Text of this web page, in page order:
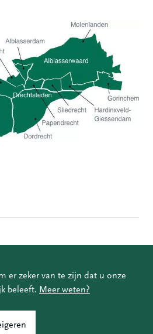
er zeker van te zijn dat u onze
beleeft. Meer weten?
Disclosure